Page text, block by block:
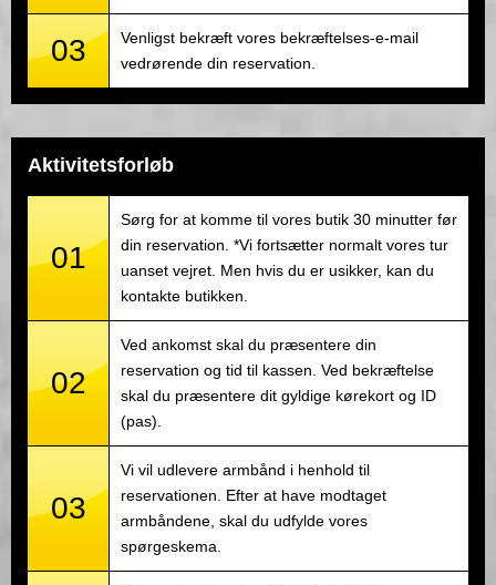
03
Venligst bekræft vores bekræftelses-e-mail
vedrørende din reservation.
Aktivitetsforløb
01
Sørg for at komme til vores butik 30 minutter før
din reservation. *Vi fortsætter normalt vores tur
uanset vejret. Men hvis du er usikker, kan du
kontakte butikken.
02
Ved ankomst skal du præsentere din
reservation og tid til kassen. Ved bekræftelse
skal du præsentere dit gyldige kørekort og ID
(pas).
03
Vi vil udlevere armbånd i henhold til
reservationen. Efter at have modtaget
armbåndene, skal du udfylde vores
spørgeskema.